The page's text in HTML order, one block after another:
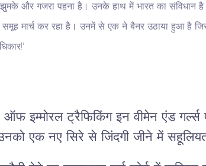
और गजरा पहना है। उनके हाथ में भारत का संविधान
समूह मार्च कर रहा है। उनमें से एक ने बैनर उठाया हुआ है
इम्मोरल ट्रैफिकिंग इन वीमेन एंड गर्ल्स
एक नए सिरे से जिंदगी जीने में